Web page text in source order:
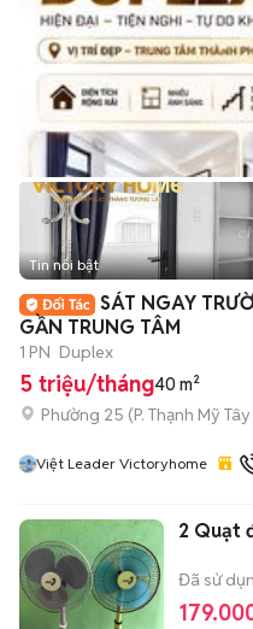
Tin nổi bật
SÁT NGAY
GẦN TRUNG TÂM
1 PN Duplex
5 triệu/tháng40 m²
Phường 25 (P. Thạnh Mỹ Tây
Việt Leader Victoryhome 7
2 Quạt
Đã sử